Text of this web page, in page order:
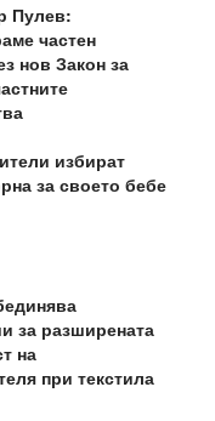
Пулев:
частен
нов Закон за
избират
за своето бебе
за разширената
на
при текстила